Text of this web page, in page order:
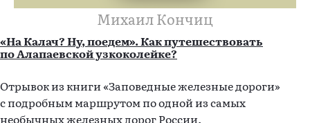
Михаил Кончиц
«На Калач? Ну, поедем». Как путешествовать
по Алапаевской узкоколейке?
Отрывок из книги «Заповедные железные дороги»
с подробным маршрутом по одной из самых
необычных железных дорог России.